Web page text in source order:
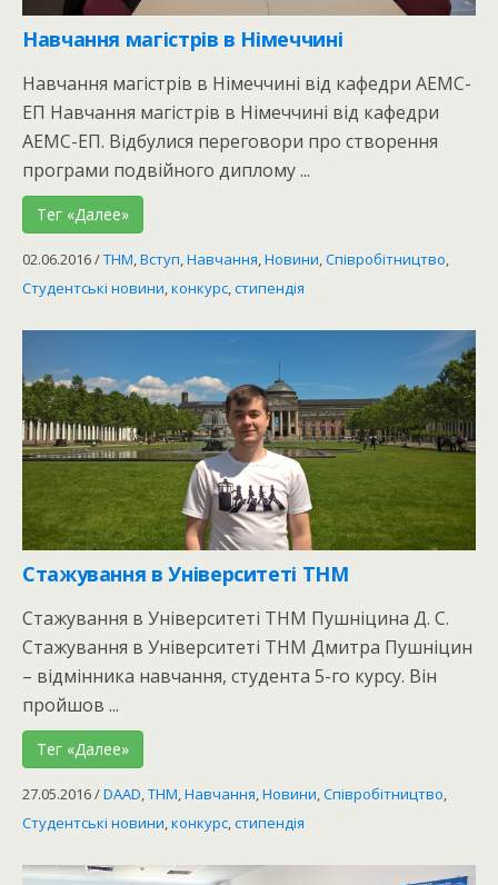
Навчання магістрів в Німеччині
Навчання магістрів в Німеччині від кафедри АЕМС-
ЕП Навчання магістрів в Німеччині від кафедри
АЕМС-ЕП. Відбулися переговори про створення
програми подвійного диплому ...
Тег «Далее»
02.06.2016/THM,Вступ,Навчання,Новини,Співробітництво,
Студентські новини,конкурс,стипендія
Стажування в Університеті THM
Стажування в Університеті THM Пушніцина Д. С.
Стажування в Університеті THM Дмитра Пушніцин
– відмінника навчання, студента 5-го курсу. Він
пройшов ...
Тег «Далее»
27.05.2016/DAAD,THM,Навчання,Новини,Співробітництво,
Студентські новини,конкурс,стипендія